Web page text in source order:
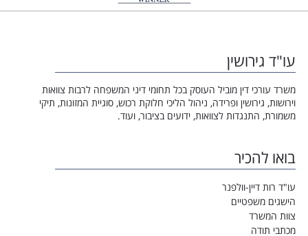
עו"ד גירושין
משרד עורכי דין מוביל העוסק בכל תחומי דיני המשפחה לרבות צוואות
וירושות, גירושין ופרידה, ניהול הליכי חלוקת רכוש, סוגיית המזונות, תיקי
משמורת, התנגדות לצוואות, ידועים בציבור, ועוד.
בואו להכיר
עו"ד רות דיין-וולפנר
הישגים משפטיים
צוות המשרד
מכתבי תודה